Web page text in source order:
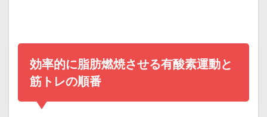
効率的に脂肪燃焼させる有酸素運動と
筋トレの順番